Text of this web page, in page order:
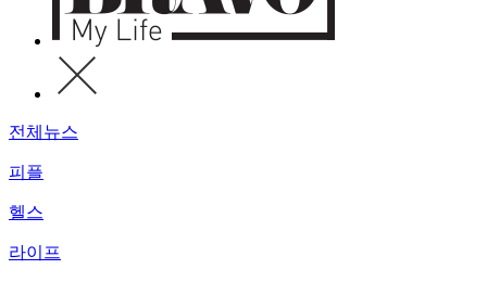
전체뉴스
피플
헬스
라이프